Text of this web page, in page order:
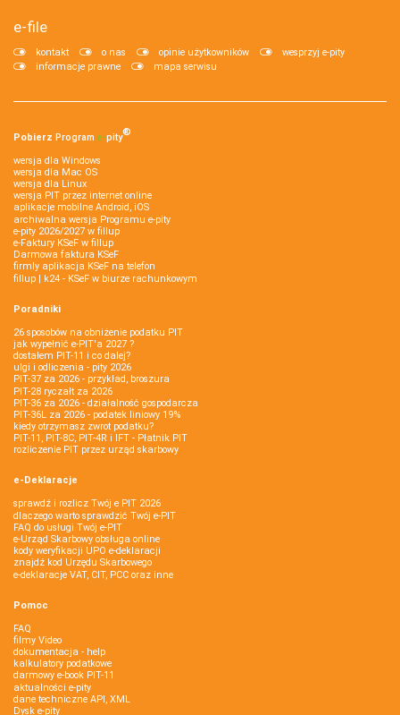
e-file
kontakt o nas opinie użytkowników
wesprzyj e-pity
informacje prawne
mapa serwisu
Pobierz Program e‑pity®
wersja dla Windows
wersja dla Mac OS
wersja dla Linux
wersja PIT przez internet online
aplikacje mobilne Android, iOS
archiwalna wersja Programu e-pity
e-pity 2026/2027 w fillup
e‑Faktury KSeF w fillup
Darmowa faktura KSeF
firmly aplikacja KSeF na telefon
fillup | k24 - KSeF w biurze rachunkowym
Poradniki
26 sposobów na obniżenie podatku PIT
jak wypełnić e-PIT'a 2027 ?
dostałem PIT-11 i co dalej?
ulgi i odliczenia - pity 2026
PIT-37 za 2026 - przykład, broszura
PIT-28 ryczałt za 2026
PIT-36 za 2026 - działalność gospodarcza
PIT-36L za 2026 - podatek liniowy 19%
kiedy otrzymasz zwrot podatku?
PIT-11, PIT-8C, PIT-4R i IFT - Płatnik PIT
rozliczenie PIT przez urząd skarbowy
e-Deklaracje
sprawdź i rozlicz Twój e PIT 2026
dlaczego warto sprawdzić Twój e-PIT
FAQ do usługi Twój e-PIT
e-Urząd Skarbowy obsługa online
kody weryfikacji UPO e-deklaracji
znajdź kod Urzędu Skarbowego
e-deklaracje VAT, CIT, PCC oraz inne
Pomoc
FAQ
filmy Video
dokumentacja - help
kalkulatory podatkowe
darmowy e-book PIT-11
aktualności e-pity
dane techniczne API, XML
Dysk e-pity